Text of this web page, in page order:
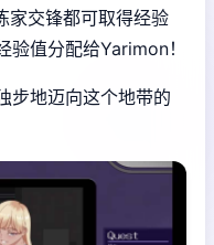
家交锋都可取得经验
值分配给Yarimon！
步地迈向这个地带的